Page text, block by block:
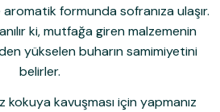
formunda sofranıza ulaşır.
ki, mutfağa giren malzemenin
yükselen buharın samimiyetini
belirler.
kokuya kavuşması için yapmanız